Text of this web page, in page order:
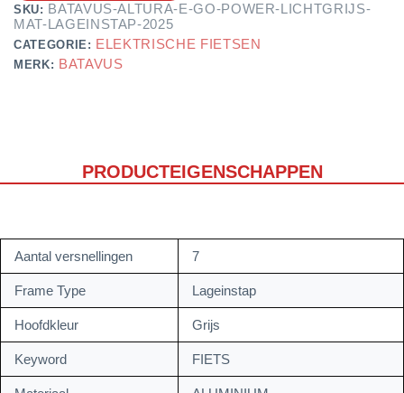
SKU: BATAVUS-ALTURA-E-GO-POWER-LICHTGRIJS-
MAT-LAGEINSTAP-2025
CATEGORIE: ELEKTRISCHE FIETSEN
MERK: BATAVUS
PRODUCTEIGENSCHAPPEN
Aantal versnellingen 7
Frame Type Lageinstap
Hoofdkleur Grijs
Keyword FIETS